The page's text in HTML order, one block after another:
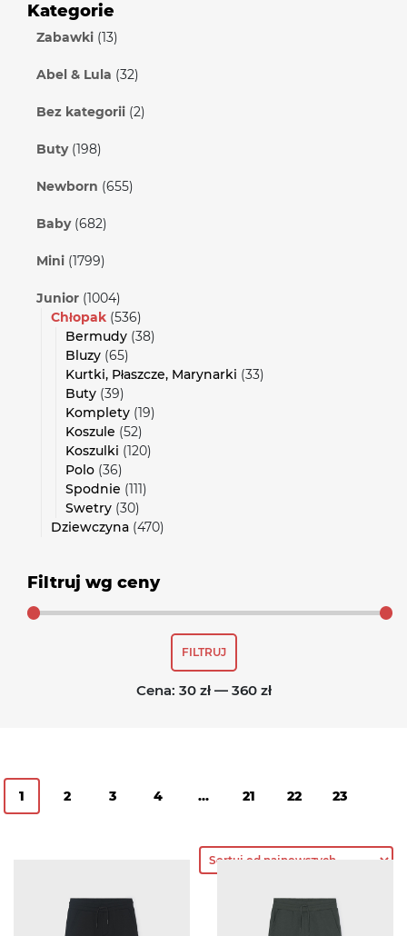
Kategorie
Zabawki (13)
Abel & Lula (32)
Bez kategorii (2)
Buty (198)
Newborn (655)
Baby (682)
Mini (1799)
Junior (1004)
Chłopak (536)
Bermudy (38)
Bluzy (65)
Kurtki, Płaszcze, Marynarki (33)
Buty (39)
Komplety (19)
Koszule (52)
Koszulki (120)
Polo (36)
Spodnie (111)
Swetry (30)
Dziewczyna (470)
Filtruj wg ceny
Cena
min
Cena
max
FILTRUJ
Cena: 30 zł— 360 zł
1 2 3 4 … 21 22 23